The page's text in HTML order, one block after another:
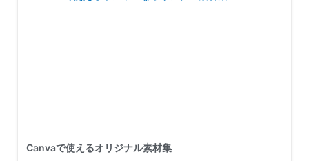
Canvaで使えるオリジナル素材集